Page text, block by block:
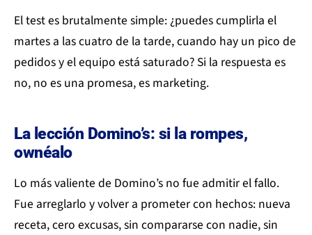
El test es brutalmente simple: ¿puedes cumplirla el
martes a las cuatro de la tarde, cuando hay un pico de
pedidos y el equipo está saturado? Si la respuesta es
no, no es una promesa, es marketing.
La lección Domino’s: si la rompes,
ownéalo
Lo más valiente de Domino’s no fue admitir el fallo.
Fue arreglarlo y volver a prometer con hechos: nueva
receta, cero excusas, sin compararse con nadie, sin